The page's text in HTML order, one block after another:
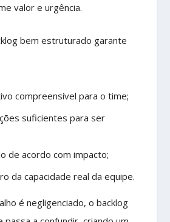
valor e urgência.
bem estruturado garante
compreensível para o time;
suficientes para ser
de acordo com impacto;
da capacidade real da equipe.
é negligenciado, o backlog